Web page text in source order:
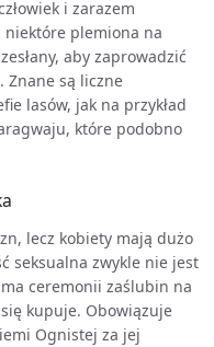
i zarazem
plemiona na
aby zaprowadzić
Znane są liczne
lasów, jak na przykład
które podobno
lecz kobiety mają dużo
seksualna zwykle nie jest
ceremonii zaślubin na
kupuje. Obowiązuje
Ognistej za jej